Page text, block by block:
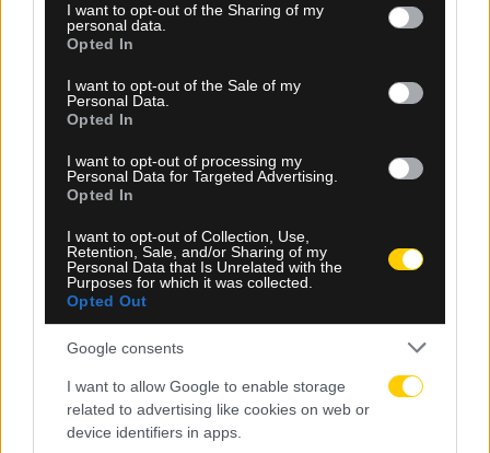
not limited to your visit or usage behaviour. You may click to
grant or deny consent to Google and its third-party tags to
use your data for below specified purposes in below Google
consent section.
I want to opt-out of the Sharing of my
personal data.
Opted In
I want to opt-out of the Sale of my
Personal Data.
Opted In
I want to opt-out of processing my
Personal Data for Targeted Advertising.
Opted In
I want to opt-out of Collection, Use,
Retention, Sale, and/or Sharing of my
Personal Data that Is Unrelated with the
Purposes for which it was collected.
Opted Out
Google consents
I want to allow Google to enable storage
related to advertising like cookies on web or
device identifiers in apps.
08.08.2026, 22:29